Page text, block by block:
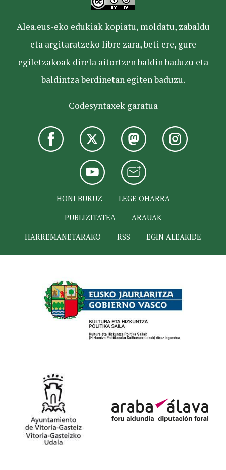
Alea.eus-eko edukiak kopiatu, moldatu, zabaldu
eta argitaratzeko libre zara, beti ere, gure
egiletzakoak direla aitortzen baldin baduzu eta
baldintza berdinetan egiten baduzu.
Codesyntaxek garatua
HONI BURUZ
LEGE OHARRA
PUBLIZITATEA
ARAUAK
HARREMANETARAKO
RSS EGIN ALEAKIDE